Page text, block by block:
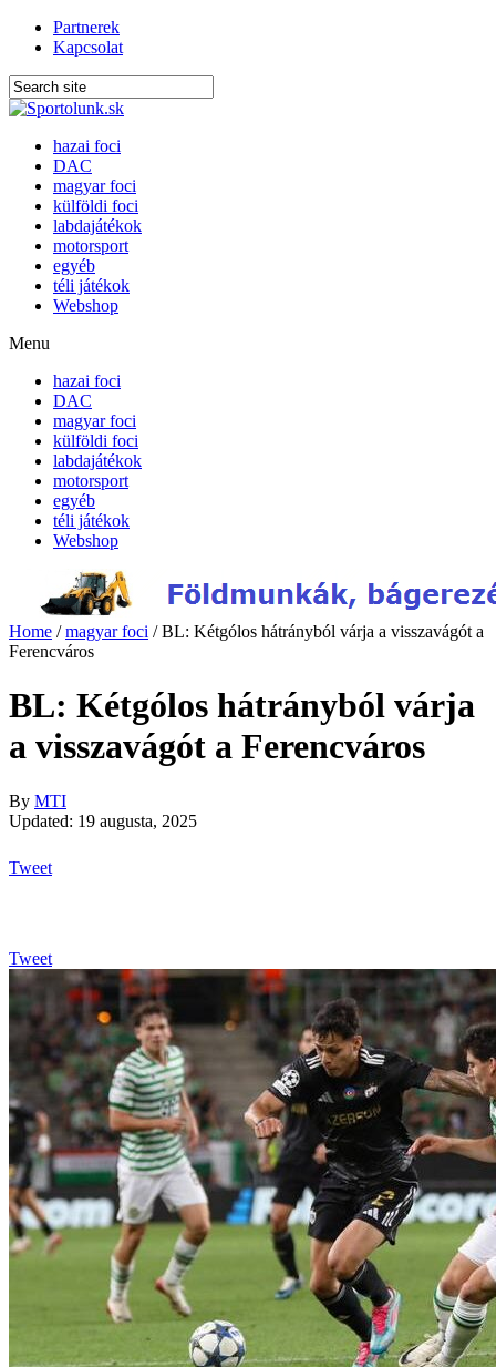
Partnerek
Kapcsolat
hazai foci
DAC
magyar foci
külföldi foci
labdajátékok
motorsport
egyéb
téli játékok
Webshop
Menu
hazai foci
DAC
magyar foci
külföldi foci
labdajátékok
motorsport
egyéb
téli játékok
Webshop
Home /magyar foci /BL: Kétgólos hátrányból várja a visszavágót a
Ferencváros
BL: Kétgólos hátrányból várja
a visszavágót a Ferencváros
By MTI
Updated: 19 augusta, 2025
Tweet
Tweet